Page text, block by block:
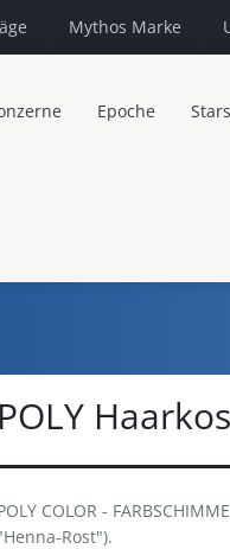
Mythos Marke
Epoche
POLY
COLOR -
Rost").